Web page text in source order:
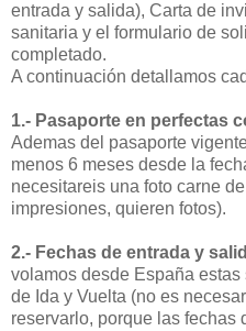
entrada y salida), Carta de
sanitaria y el formulario de
completado.
A continuación detallamos
1.- Pasaporte en perfectas
Ademas del pasaporte
menos 6 meses desde la
necesitareis una foto carne
impresiones, quieren fotos).
2.- Fechas de entrada y
volamos desde España
de Ida y Vuelta (no es
reservarlo, porque las fechas